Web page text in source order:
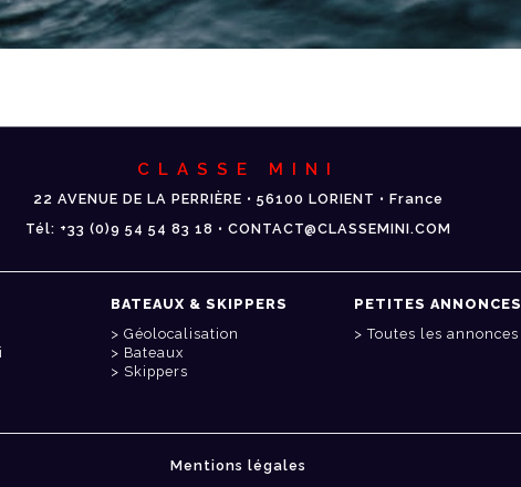
CLASSE MINI
22 AVENUE DE LA PERRIÈRE • 56100 LORIENT • France
Tél: +33 (0)9 54 54 83 18 • CONTACT@CLASSEMINI.COM
BATEAUX & SKIPPERS
Géolocalisation
Bateaux
Skippers
PETITES ANNONCES
Toutes les annonces
Mentions légales